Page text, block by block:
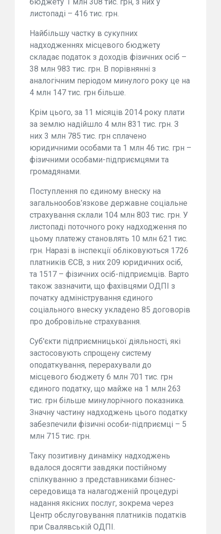
листопаді – 416 тис. грн.
Найбільшу частку в сукупних
надходженнях місцевого бюджету
складає податок з доходів фізичних осіб –
38 млн 983 тис. грн. В порівнянні з
аналогічним періодом минулого року це на
4 млн 147 тис. грн більше.
Крім цього, за 11 місяців 2014 року плати
за землю надійшло 4 млн 831 тис. грн. З
них 3 млн 785 тис. грн сплачено
юридичними особами та 1 млн 46 тис. грн –
фізичними особами-підприємцями та
громадянами.
Поступлення по єдиному внеску на
загальнообов’язкове державне соціальне
страхування склали 104 млн 803 тис. грн. У
листопаді поточного року надходження по
цьому платежу становлять 10 млн 621 тис.
грн. Наразі в інспекції обліковуються 1726
платників ЄСВ, з них 209 юридичних осіб,
та 1517 – фізичних осіб-підприємців. Варто
також зазначити, що фахівцями ОДПІ з
початку адміністрування єдиного
соціального внеску укладено 85 договорів
про добровільне страхування.
Суб'єкти підприємницької діяльності, які
застосовують спрощену систему
оподаткування, перерахували до
місцевого бюджету 6 млн 701 тис. грн
єдиного податку, що майже на 1 млн 263
тис. грн більше минулорічного показника.
Значну частину надходжень цього податку
забезпечили фізичні особи-підприємці – 5
млн 715 тис. грн.
Таку позитивну динаміку надходжень
вдалося досягти завдяки постійному
спілкуванню з представниками бізнес-
середовища та налагодженій процедурі
надання якісних послуг, зокрема через
Центр обслуговування платників податків
при Свалявській ОДПІ.